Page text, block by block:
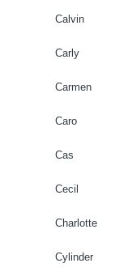
Calvin
Carly
Carmen
Caro
Cas
Cecil
Charlotte
Cylinder